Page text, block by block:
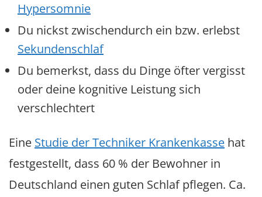
Hypersomnie
Du nickst zwischendurch ein bzw. erlebst
Sekundenschlaf
Du bemerkst, dass du Dinge öfter vergisst
oder deine kognitive Leistung sich
verschlechtert
Eine Studie der Techniker Krankenkasse hat
festgestellt, dass 60 % der Bewohner in
Deutschland einen guten Schlaf pflegen. Ca.